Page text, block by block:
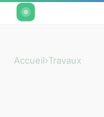
Accueil›Travaux